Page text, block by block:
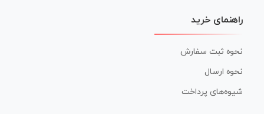
راهنمای خرید
نحوه ثبت سفارش
نحوه ارسال
شیوه‌های پرداخت